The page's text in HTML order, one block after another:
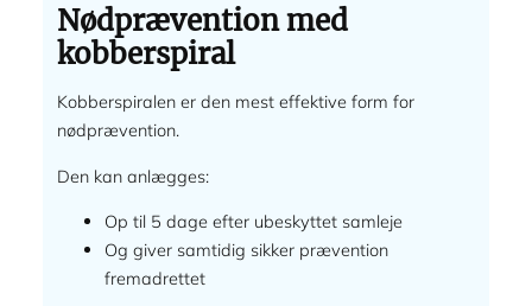
Nødprævention med
kobberspiral
Kobberspiralen er den mest effektive form for
nødprævention.
Den kan anlægges:
Op til 5 dage efter ubeskyttet samleje
Og giver samtidig sikker prævention
fremadrettet